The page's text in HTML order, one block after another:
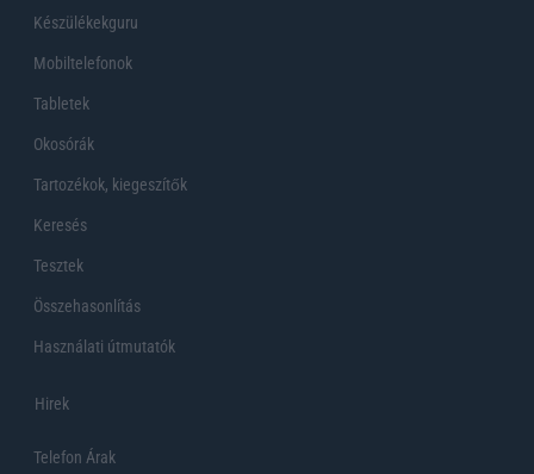
Készülékekguru
Mobiltelefonok
Tabletek
Okosórák
Tartozékok, kiegeszítők
Keresés
Tesztek
Összehasonlítás
Használati útmutatók
Hirek
Telefon Árak